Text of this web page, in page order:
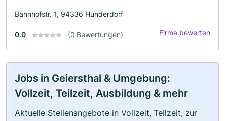
Bahnhofstr. 1, 94336 Hunderdorf
0.0 (0 Bewertungen) Firma bewerten
Jobs in Geiersthal & Umgebung:
Vollzeit, Teilzeit, Ausbildung & mehr
Aktuelle Stellenangebote in Vollzeit, Teilzeit, zur